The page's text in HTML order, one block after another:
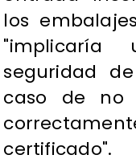
los
seguridad
caso de no
certificado".